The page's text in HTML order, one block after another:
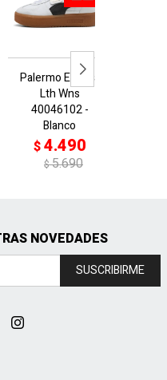
Palermo Elevata
Lth Wns
40046102 -
Blanco
$4.490
$5.690
NOVEDADES
SUSCRIBIRME
